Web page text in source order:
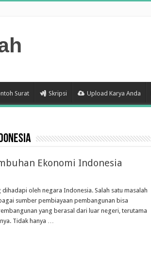
Surat Skripsi Upload Karya Anda
Ekonomi Indonesia
oleh negara Indonesia. Salah satu masalah
sumber pembiayaan pembangunan bisa
yang berasal dari luar negeri, terutama
Tidak hanya …